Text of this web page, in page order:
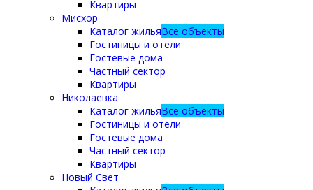
Квартиры
Мисхор
Каталог жильяВсе объекты
Гостиницы и отели
Гостевые дома
Частный сектор
Квартиры
Николаевка
Каталог жильяВсе объекты
Гостиницы и отели
Гостевые дома
Частный сектор
Квартиры
Новый Свет